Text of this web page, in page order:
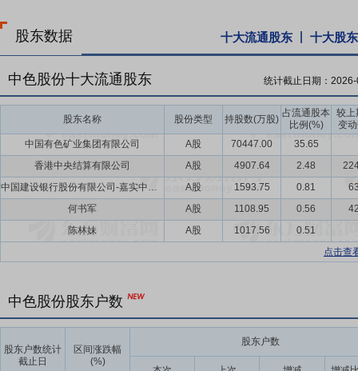
股东数据 十大流通股东 十大股东
中色股份十大流通股东 统计截止日期：
股东名称 股份类型 持股数(万股)
占流通股本
比例(%)
较上
变
中国有色矿业集团有限公司
A股 70447.00
35.65
香港中央结算有限公司
A股 4907.64 2.48
中国建设银行股份有限公司-嘉实中证稀土产业交易型开放式指数证券投资基金
A股 1593.75 0.81
何书军
A股 1108.95 0.56
陈林妹
A股 1017.56
0.51
点击查
中色股份股东户数
股东户数统计
截止日
区间涨跌幅
(%)
股东户数